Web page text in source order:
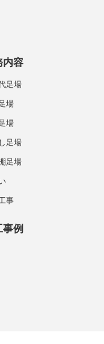
内容
足場
場
場
足場
足場
事
事例